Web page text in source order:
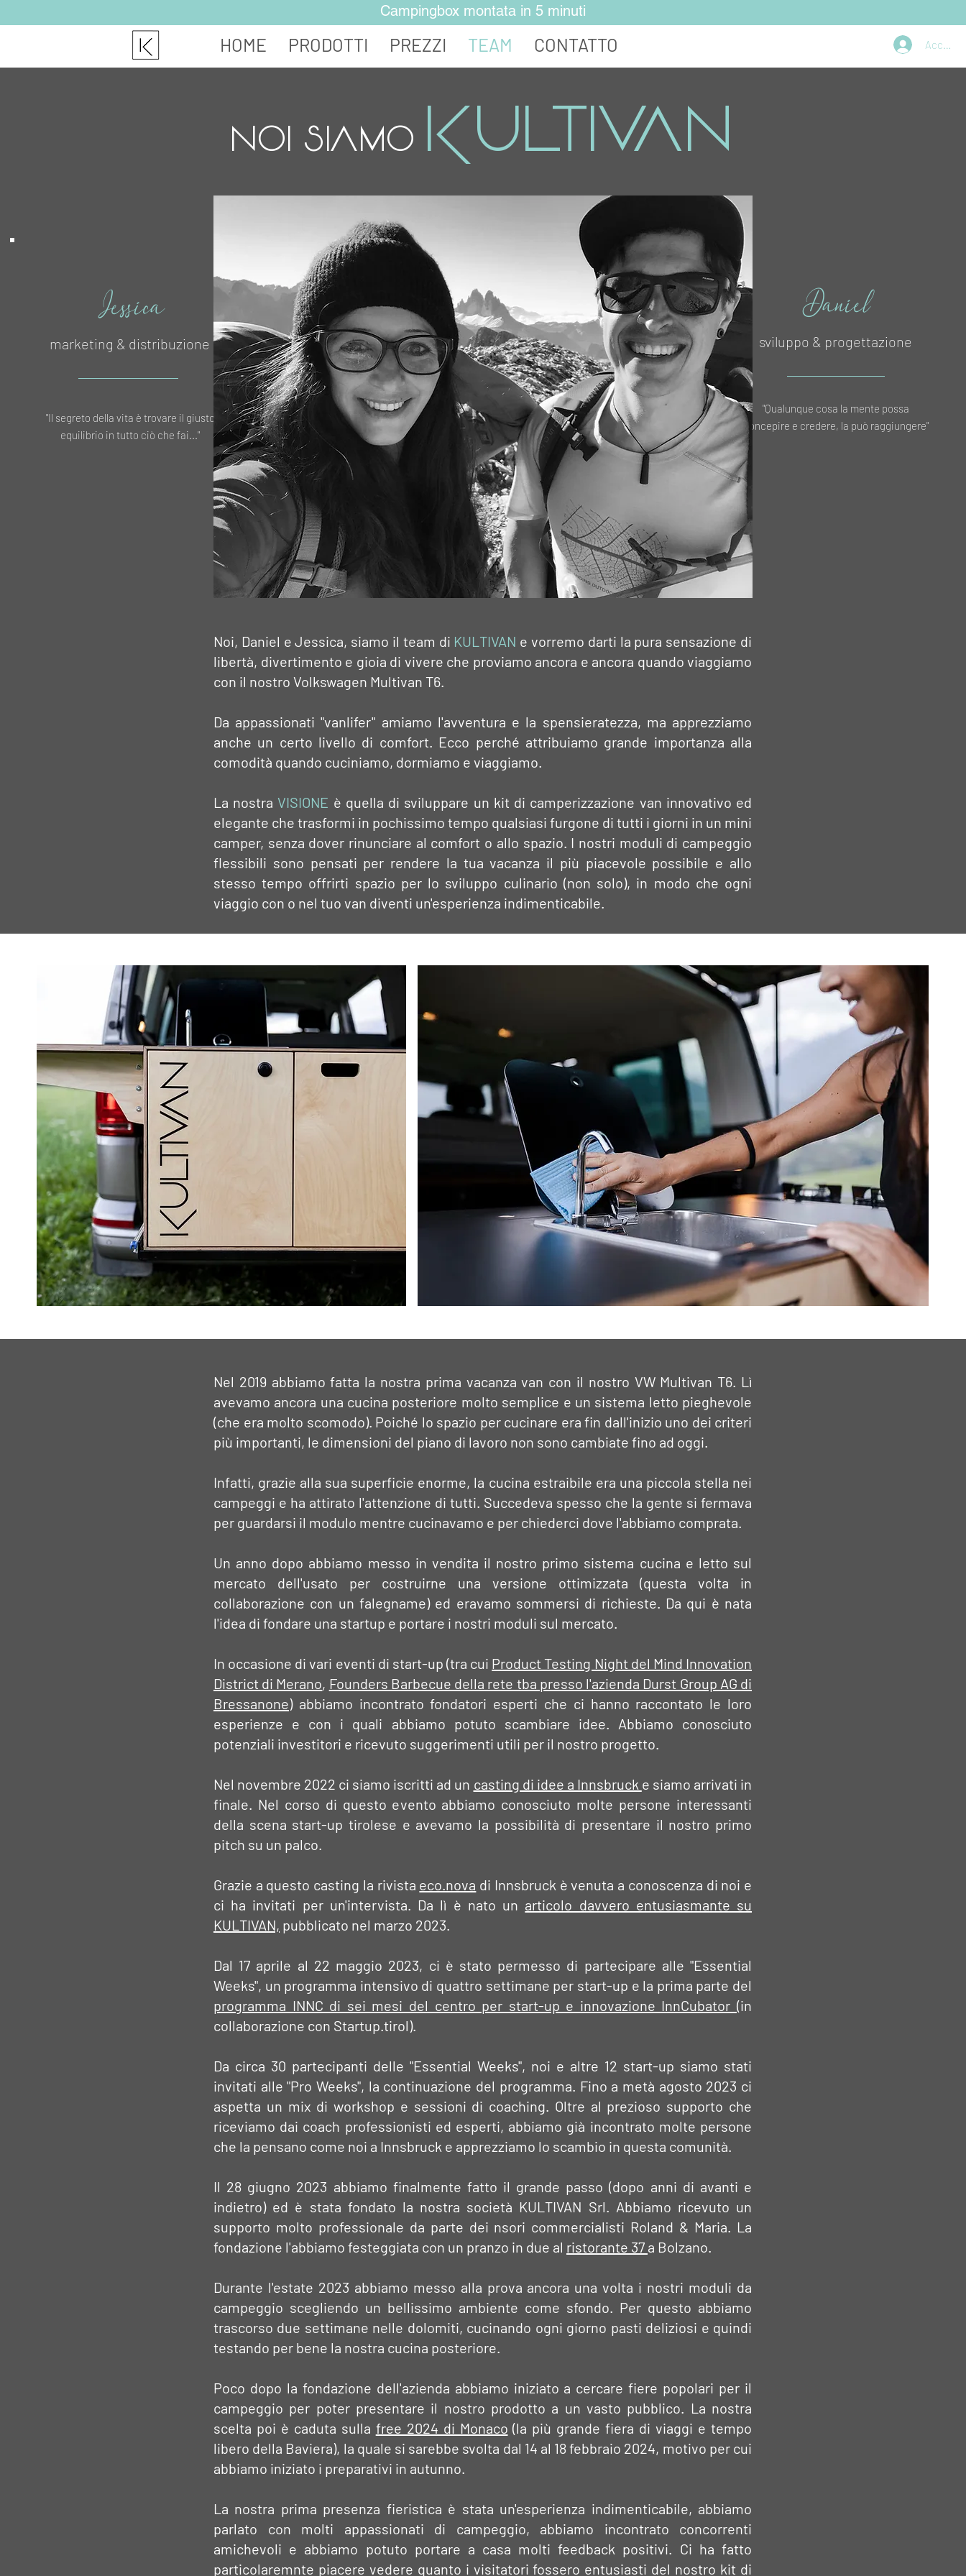
Campingbox montata in 5 minuti
HOME PRODOTTI PREZZI TEAM CONTATTO Accedi
NOI SIAMO KultivAN
Jessica
marketing & distribuzione
"Il segreto della vita è trovare il giusto
equilibrio in tutto ciò che fai..."
Daniel
sviluppo & progettazione
"Qualunque cosa la mente possa
concepire e credere, la può raggiungere"
Noi, Daniel e Jessica, siamo il team di KULTIVAN e vorremo darti la pura sensazione di
libertà, divertimento e gioia di vivere che proviamo ancora e ancora quando viaggiamo
con il nostro Volkswagen Multivan T6.
Da appassionati "vanlifer" amiamo l'avventura e la spensieratezza, ma apprezziamo
anche un certo livello di comfort. Ecco perché attribuiamo grande importanza alla
comodità quando cuciniamo, dormiamo e viaggiamo.
La nostra VISIONE è quella di sviluppare un kit di camperizzazione van innovativo ed
elegante che trasformi in pochissimo tempo qualsiasi furgone di tutti i giorni in un mini
camper, senza dover rinunciare al comfort o allo spazio. I nostri moduli di campeggio
flessibili sono pensati per rendere la tua vacanza il più piacevole possibile e allo
stesso tempo offrirti spazio per lo sviluppo culinario (non solo), in modo che ogni
viaggio con o nel tuo van diventi un'esperienza indimenticabile.
Nel 2019 abbiamo fatta la nostra prima vacanza van con il nostro VW Multivan T6. Lì
avevamo ancora una cucina posteriore molto semplice e un sistema letto pieghevole
(che era molto scomodo). Poiché lo spazio per cucinare era fin dall'inizio uno dei criteri
più importanti, le dimensioni del piano di lavoro non sono cambiate fino ad oggi.
Infatti, grazie alla sua superficie enorme, la cucina estraibile era una piccola stella nei
campeggi e ha attirato l'attenzione di tutti. Succedeva spesso che la gente si fermava
per guardarsi il modulo mentre cucinavamo e per chiederci dove l'abbiamo comprata.
Un anno dopo abbiamo messo in vendita il nostro primo sistema cucina e letto sul
mercato dell'usato per costruirne una versione ottimizzata (questa volta in
collaborazione con un falegname) ed eravamo sommersi di richieste. Da qui è nata
l'idea di fondare una startup e portare i nostri moduli sul mercato.
In occasione di vari eventi di start-up (tra cui Product Testing Night del Mind Innovation
District di Merano, Founders Barbecue della rete tba presso l'azienda Durst Group AG di
Bressanone) abbiamo incontrato fondatori esperti che ci hanno raccontato le loro
esperienze e con i quali abbiamo potuto scambiare idee. Abbiamo conosciuto
potenziali investitori e ricevuto suggerimenti utili per il nostro progetto.
Nel novembre 2022 ci siamo iscritti ad un casting di idee a Innsbruck e siamo arrivati in
finale. Nel corso di questo evento abbiamo conosciuto molte persone interessanti
della scena start-up tirolese e avevamo la possibilità di presentare il nostro primo
pitch su un palco.
Grazie a questo casting la rivista eco.nova di Innsbruck è venuta a conoscenza di noi e
ci ha invitati per un'intervista. Da lì è nato un articolo davvero entusiasmante su
KULTIVAN, pubblicato nel marzo 2023.
Dal 17 aprile al 22 maggio 2023, ci è stato permesso di partecipare alle "Essential
Weeks", un programma intensivo di quattro settimane per start-up e la prima parte del
programma INNC di sei mesi del centro per start-up e innovazione InnCubator (in
collaborazione con Startup.tirol).
Da circa 30 partecipanti delle "Essential Weeks", noi e altre 12 start-up siamo stati
invitati alle "Pro Weeks", la continuazione del programma. Fino a metà agosto 2023 ci
aspetta un mix di workshop e sessioni di coaching. Oltre al prezioso supporto che
riceviamo dai coach professionisti ed esperti, abbiamo già incontrato molte persone
che la pensano come noi a Innsbruck e apprezziamo lo scambio in questa comunità.
Il 28 giugno 2023 abbiamo finalmente fatto il grande passo (dopo anni di avanti e
indietro) ed è stata fondato la nostra società KULTIVAN Srl. Abbiamo ricevuto un
supporto molto professionale da parte dei nsori commercialisti Roland & Maria. La
fondazione l'abbiamo festeggiata con un pranzo in due al ristorante 37 a Bolzano.
Durante l'estate 2023 abbiamo messo alla prova ancora una volta i nostri moduli da
campeggio scegliendo un bellissimo ambiente come sfondo. Per questo abbiamo
trascorso due settimane nelle dolomiti, cucinando ogni giorno pasti deliziosi e quindi
testando per bene la nostra cucina posteriore.
Poco dopo la fondazione dell'azienda abbiamo iniziato a cercare fiere popolari per il
campeggio per poter presentare il nostro prodotto a un vasto pubblico. La nostra
scelta poi è caduta sulla free 2024 di Monaco (la più grande fiera di viaggi e tempo
libero della Baviera), la quale si sarebbe svolta dal 14 al 18 febbraio 2024, motivo per cui
abbiamo iniziato i preparativi in autunno.
La nostra prima presenza fieristica è stata un'esperienza indimenticabile, abbiamo
parlato con molti appassionati di campeggio, abbiamo incontrato concorrenti
amichevoli e abbiamo potuto portare a casa molti feedback positivi. Ci ha fatto
particolaremnte piacere vedere quanto i visitatori fossero entusiasti del nostro kit di